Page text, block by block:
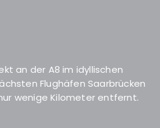
an der A8 im idyllischen
Flughäfen Saarbrücken
wenige Kilometer entfernt.